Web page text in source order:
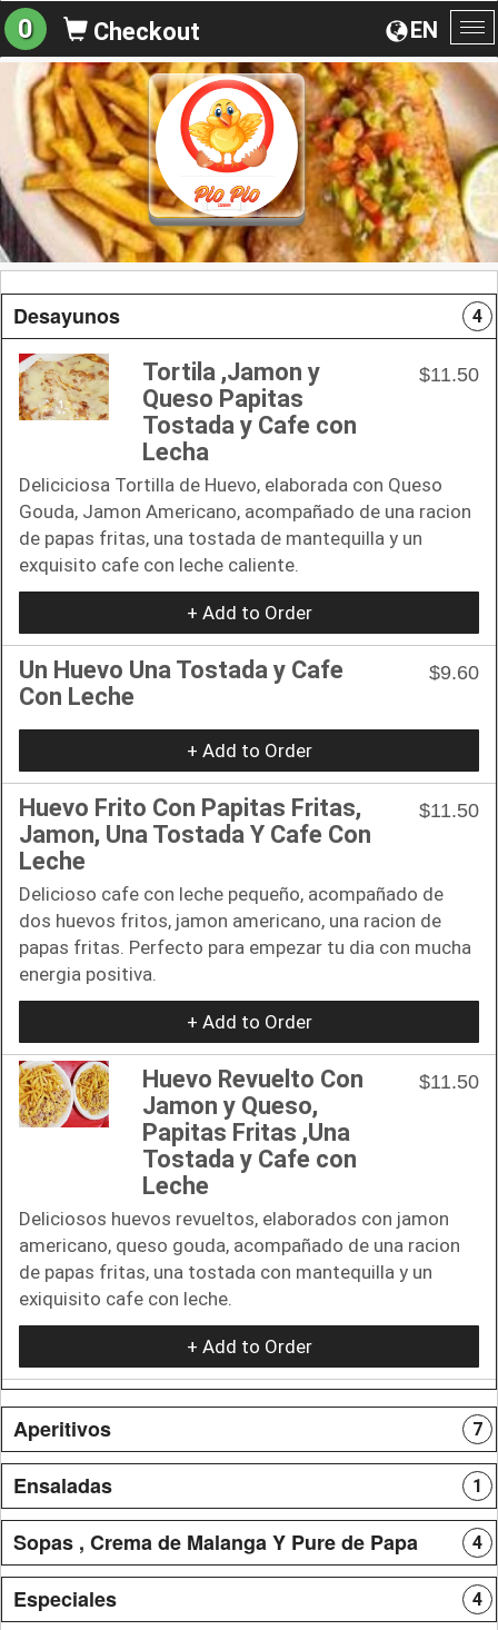
EN
0 Checkout
Desayunos 4
Tortila ,Jamon y
Queso Papitas
Tostada y Cafe con
Lecha
$11.50
Deliciciosa Tortilla de Huevo, elaborada con Queso
Gouda, Jamon Americano, acompañado de una racion
de papas fritas, una tostada de mantequilla y un
exquisito cafe con leche caliente.
+ Add to Order
Un Huevo Una Tostada y Cafe
Con Leche
$9.60
+ Add to Order
Huevo Frito Con Papitas Fritas,
Jamon, Una Tostada Y Cafe Con
Leche
$11.50
Delicioso cafe con leche pequeño, acompañado de
dos huevos fritos, jamon americano, una racion de
papas fritas. Perfecto para empezar tu dia con mucha
energia positiva.
+ Add to Order
Huevo Revuelto Con
Jamon y Queso,
Papitas Fritas ,Una
Tostada y Cafe con
Leche
$11.50
Deliciosos huevos revueltos, elaborados con jamon
americano, queso gouda, acompañado de una racion
de papas fritas, una tostada con mantequilla y un
exiquisito cafe con leche.
+ Add to Order
Aperitivos 7
Ensaladas 1
Sopas , Crema de Malanga Y Pure de Papa 4
Especiales 4